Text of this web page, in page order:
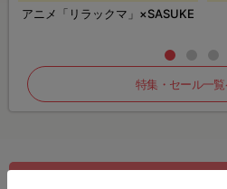
アニメ「リラックマ」×SASUKE
特集・セール一